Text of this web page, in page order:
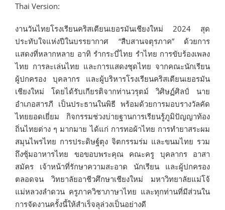
Thai Version:
งานวันไทยโรงเรียนคริสเตียนเยอรมันเชียงใหม่ 2024 สุด
ประทับใจแห่งปีในบรรยากาศ “สืบสานจตุรภาค” ด้วยการ
แสดงที่หลากหลาย อาทิ รำกระบี่ไทย รำไทย การขับร้องเพลง
ไทย การละเล่นไทย และการแสดงชุดไทย จากคณะนักเรียน
ผู้ปกครอง บุคลากร และผู้บริหารโรงเรียนคริสเตียนเยอรมัน
เชียงใหม่ โดยได้รับเกียรติจากท่านวรุตม์ วิศิษฏ์ศิลป์ นาย
อำเภอสารภี เป็นประธานในพิธี พร้อมด้วยการมอบรางวัลคัด
ไทยยอดเยี่ยม กิจกรรมช่วงบ่ายฐานการเรียนรู้ภูมิปัญญาท้อง
ถิ่นไทยต่าง ๆ มากมาย ได้แก่ การทอผ้าไทย การทำยาสระผม
สมุนไพรไทย การประดิษฐ์ตุง จิตกรรมร่ม และขนมไทย รวม
ถึงซุ้มอาหารไทย ขอขอบพระคุณ คณะครู บุคลากร อาสา
สมัคร เจ้าหน้าที่รักษาความสะอาด นักเรียน และผู้ปกครอง
ตลอดจน วิทยาลัยอาชีวศึกษาเชียงใหม่ มหาวิทยาลัยแม่โจ้
แม่หลวงลำดวน ครูภาควิชาภาษาไทย และทุกท่านที่มีส่วนใน
การจัดงานครั้งนี้ให้สำเร็จลุล่วงเป็นอย่างดี